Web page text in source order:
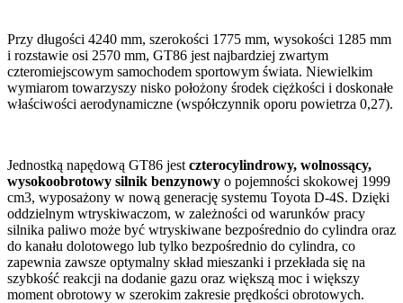
Przy długości 4240 mm, szerokości 1775 mm, wysokości 1285 mm
i rozstawie osi 2570 mm, GT86 jest najbardziej zwartym
czteromiejscowym samochodem sportowym świata. Niewielkim
wymiarom towarzyszy nisko położony środek ciężkości i doskonałe
właściwości aerodynamiczne (współczynnik oporu powietrza 0,27).
Jednostką napędową GT86 jest czterocylindrowy, wolnossący,
wysokoobrotowy silnik benzynowy o pojemności skokowej 1999
cm3, wyposażony w nową generację systemu Toyota D-4S. Dzięki
oddzielnym wtryskiwaczom, w zależności od warunków pracy
silnika paliwo może być wtryskiwane bezpośrednio do cylindra oraz
do kanału dolotowego lub tylko bezpośrednio do cylindra, co
zapewnia zawsze optymalny skład mieszanki i przekłada się na
szybkość reakcji na dodanie gazu oraz większą moc i większy
moment obrotowy w szerokim zakresie prędkości obrotowych.